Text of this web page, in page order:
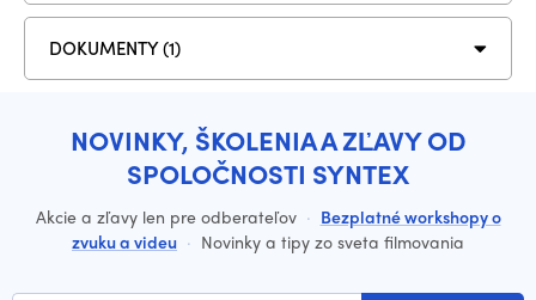
DOKUMENTY (1)
NOVINKY, ŠKOLENIA A ZĽAVY OD
SPOLOČNOSTI SYNTEX
Akcie a zľavy len pre odberateľov · Bezplatné workshopy o
zvuku a videu · Novinky a tipy zo sveta filmovania